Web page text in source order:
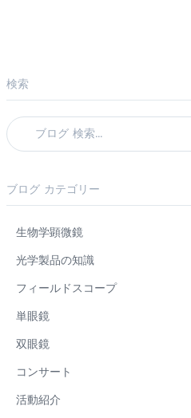
検索
ブログ カテゴリー
生物学顕微鏡
光学製品の知識
フィールドスコープ
単眼鏡
双眼鏡
コンサート
活動紹介